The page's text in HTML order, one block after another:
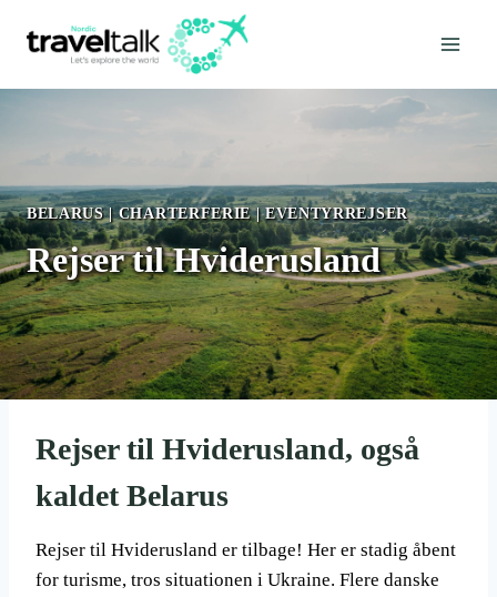
BELARUS|CHARTERFERIE|EVENTYRREJSER
Rejser til Hviderusland
Rejser til Hviderusland, også
kaldet Belarus
Rejser til Hviderusland er tilbage! Her er stadig åbent
for turisme, tros situationen i Ukraine. Flere danske